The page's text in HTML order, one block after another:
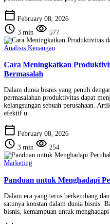
calendar_today February 08, 2026
schedule 3 min visibility 577
Analisis Keuangan
Cara Meningkatkan
Bermasalah
Dalam dunia bisnis yang penuh
permasalahan produktivitas dapat
kelangsungan sebuah perusahaan.
efektif u...
calendar_today February 08, 2026
schedule 3 min visibility 254
Marketing
Panduan untuk Menghadapi
Dalam era yang terus berkembang
satunya konstan dalam dunia bisnis.
bisnis, kemampuan untuk